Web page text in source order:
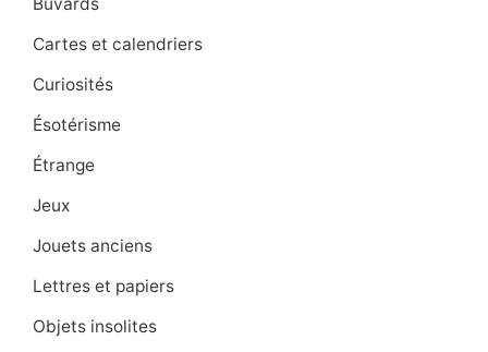
Cartes et calendriers
Curiosités
Ésotérisme
Étrange
Jeux
Jouets anciens
Lettres et papiers
Objets insolites